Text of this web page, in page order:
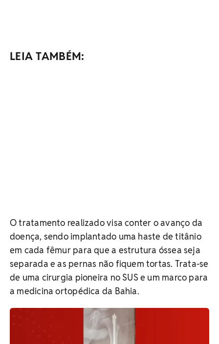
LEIA TAMBÉM:
O tratamento realizado visa conter o avanço da
doença, sendo implantado uma haste de titânio
em cada fêmur para que a estrutura óssea seja
separada e as pernas não fiquem tortas. Trata-se
de uma cirurgia pioneira no SUS e um marco para
a medicina ortopédica da Bahia.